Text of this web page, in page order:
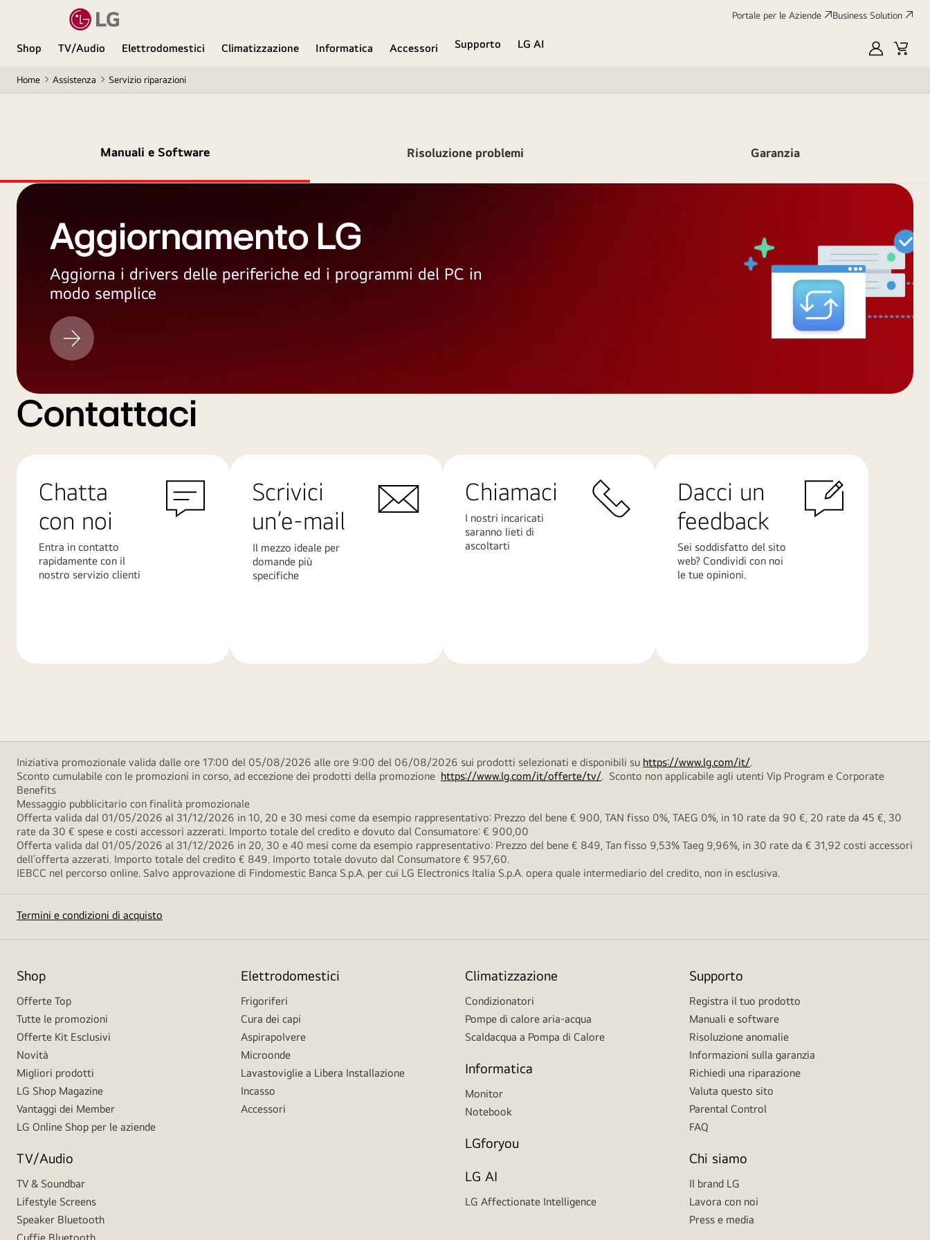
Portale per le Aziende Business Solution
Shop TV/Audio Elettrodomestici Climatizzazione Informatica Accessori Supporto
LG AI
My
Cart
Home Assistenza Servizio riparazioni
Manuali e Software Risoluzione problemi Garanzia
Aggiornamento LG
Aggiorna i drivers delle periferiche ed i programmi del PC in
modo semplice
Aggiornamento
LG
Contattaci
Chatta
con noi
Entra in contatto
rapidamente con il
nostro servizio clienti
Scrivici
un’e-mail
Il mezzo ideale per
domande più
specifiche
Chiamaci
I nostri incaricati
saranno lieti di
ascoltarti
Dacci un
feedback
Sei soddisfatto del sito
web? Condividi con noi
le tue opinioni.
Iniziativa promozionale valida dalle ore 17:00 del 05/08/2026 alle ore 9:00 del 06/08/2026 sui prodotti selezionati e disponibili su https://www.lg.com/it/.
Sconto cumulabile con le promozioni in corso, ad eccezione dei prodotti della promozione https://www.lg.com/it/offerte/tv/. Sconto non applicabile agli utenti Vip Program e Corporate
Benefits
Messaggio pubblicitario con finalità promozionale
Offerta valida dal 01/05/2026 al 31/12/2026 in 10, 20 e 30 mesi come da esempio rappresentativo: Prezzo del bene € 900, TAN fisso 0%, TAEG 0%, in 10 rate da 90 €, 20 rate da 45 €, 30
rate da 30 € spese e costi accessori azzerati. Importo totale del credito e dovuto dal Consumatore: € 900,00
Offerta valida dal 01/05/2026 al 31/12/2026 in 20, 30 e 40 mesi come da esempio rappresentativo: Prezzo del bene € 849, Tan fisso 9,53% Taeg 9,96%, in 30 rate da € 31,92 costi accessori
dell’offerta azzerati. Importo totale del credito € 849. Importo totale dovuto dal Consumatore € 957,60.
IEBCC nel percorso online. Salvo approvazione di Findomestic Banca S.p.A. per cui LG Electronics Italia S.p.A. opera quale intermediario del credito, non in esclusiva.
Termini e condizioni di acquisto
Shop
Offerte Top
Tutte le promozioni
Offerte Kit Esclusivi
Novità
Migliori prodotti
LG Shop Magazine
Vantaggi dei Member
LG Online Shop per le aziende
TV/Audio
TV & Soundbar
Lifestyle Screens
Speaker Bluetooth
Elettrodomestici
Frigoriferi
Cura dei capi
Aspirapolvere
Microonde
Lavastoviglie a Libera Installazione
Incasso
Accessori
Climatizzazione
Condizionatori
Pompe di calore aria-acqua
Scaldacqua a Pompa di Calore
Informatica
Monitor
Notebook
LGforyou
LG AI
LG Affectionate Intelligence
Supporto
Registra il tuo prodotto
Manuali e software
Risoluzione anomalie
Informazioni sulla garanzia
Richiedi una riparazione
Valuta questo sito
Parental Control
FAQ
Chi siamo
Il brand LG
Lavora con noi
Press e media